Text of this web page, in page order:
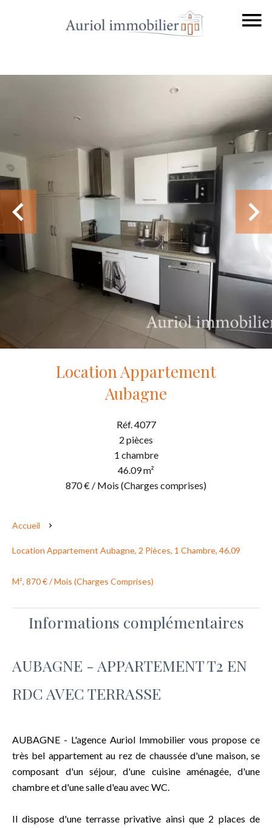
Location Appartement
Aubagne
Réf. 4077
2 pièces
1 chambre
46.09 m²
870 € / Mois (Charges comprises)
Accueil
Location Appartement Aubagne, 2 Pièces, 1 Chambre, 46.09
M², 870 € / Mois (Charges Comprises)
Informations complémentaires
AUBAGNE - APPARTEMENT T2 EN
RDC AVEC TERRASSE
AUBAGNE - L'agence Auriol Immobilier vous propose ce
très bel appartement au rez de chaussée d'une maison, se
composant d'un séjour, d'une cuisine aménagée, d'une
chambre et d'une salle d'eau avec WC.
Il dispose d'une terrasse privative ainsi que 2 places de